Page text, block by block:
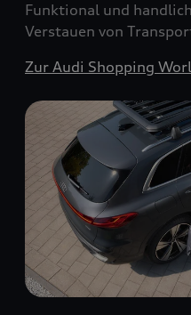
Funktional und
Verstauen von
Zur Audi Shopping